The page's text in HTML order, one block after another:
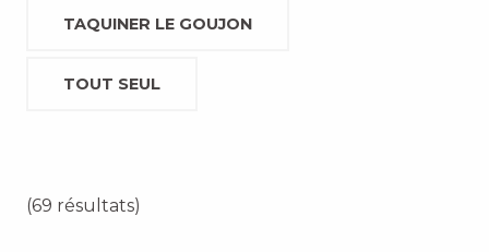
TAQUINER LE GOUJON
TOUT SEUL
(69 résultats)